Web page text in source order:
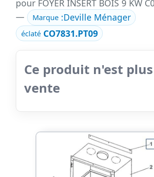
pour FOYER INSERT BOIS 9 KW
—
Marque:Deville Ménager
éclaté CO7831.PT09
Ce produit n'est
vente